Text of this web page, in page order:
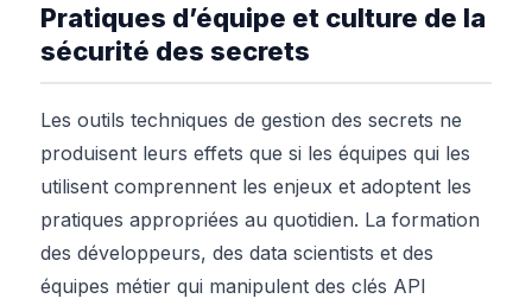
Pratiques d’équipe et culture de la
sécurité des secrets
Les outils techniques de gestion des secrets ne
produisent leurs effets que si les équipes qui les
utilisent comprennent les enjeux et adoptent les
pratiques appropriées au quotidien. La formation
des développeurs, des data scientists et des
équipes métier qui manipulent des clés API